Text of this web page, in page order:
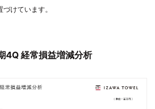
けています。
4Q 経常損益増減分析